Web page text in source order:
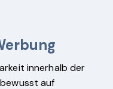
innerhalb der
auf